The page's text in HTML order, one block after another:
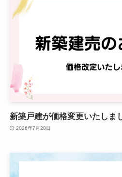
新築戸建が価格変更いたしま
2026年7月28日